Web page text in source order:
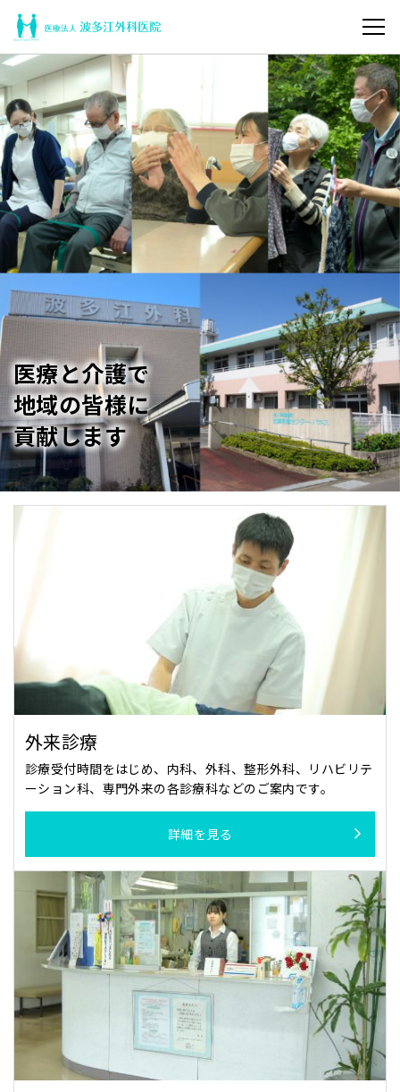
メ
ニ
ュ
ー
を
開
く
福
岡
糸
島
市
前
原
中
央
外
医
院
医
法
人
波
多
医療と介護で
地域の皆様に
貢献します
外来診療
診療受付時間をはじめ、内科、外科、整形外科、リハビリテ
ーション科、専門外来の各診療科などのご案内です。
詳細を見る